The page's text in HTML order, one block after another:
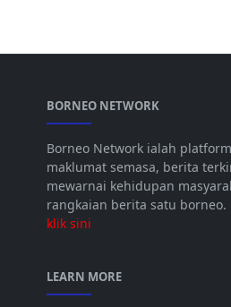
BORNEO NETWORK
Borneo Network ialah
maklumat semasa, berita
mewarnai kehidupan
rangkaian berita satu
klik sini
LEARN MORE